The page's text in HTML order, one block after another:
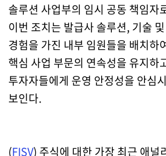
솔루션 사업부의 임시 공동 책임자
이번 조치는 발급사 솔루션, 기술
경험을 가진 내부 임원들을 배치하
핵심 사업 부문의 연속성을 유지하
투자자들에게 운영 안정성을 안심
보인다.
(FISV) 주식에 대한 가장 최근 애널